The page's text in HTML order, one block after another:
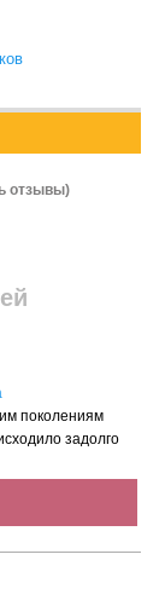
отзывы)
поколениям
задолго